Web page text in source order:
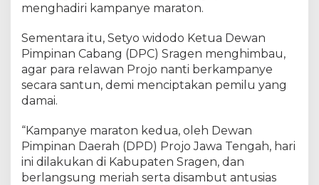
menghadiri kampanye maraton.
Sementara itu, Setyo widodo Ketua Dewan
Pimpinan Cabang (DPC) Sragen menghimbau,
agar para relawan Projo nanti berkampanye
secara santun, demi menciptakan pemilu yang
damai.
“Kampanye maraton kedua, oleh Dewan
Pimpinan Daerah (DPD) Projo Jawa Tengah, hari
ini dilakukan di Kabupaten Sragen, dan
berlangsung meriah serta disambut antusias